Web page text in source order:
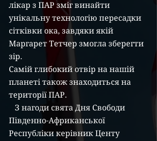
лікар з ПАР зміг винайти
унікальну технологію пересадки
сітківки ока, завдяки якій
Маргарет Тетчер змогла зберегти
зір.
Самій глибокий отвір на нашій
планеті також знаходиться на
території ПАР.
Південно-Африканської
Республіки керівник Центу